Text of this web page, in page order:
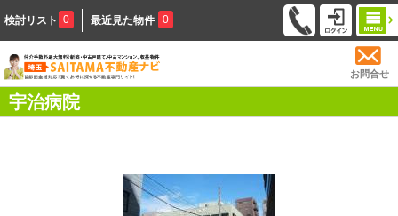
検討リスト 0 最近見た物件 0
お問合せ
宇治病院